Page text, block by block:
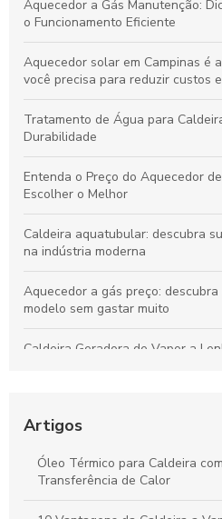
Aquecedor a Gás Manutenção:
o Funcionamento Eficiente
Aquecedor solar em Campinas é
você precisa para reduzir custos
Tratamento de Água para
Durabilidade
Entenda o Preço do Aquecedor
Escolher o Melhor
Caldeira aquatubular: descubra
na indústria moderna
Aquecedor a gás preço:
modelo sem gastar muito
Caldeira Geradora de Vapor a
Práticas
Aquecedor para Água melhora
Como garantir uma assistência
Artigos
Óleo Térmico para Caldeira
Transferência de Calor